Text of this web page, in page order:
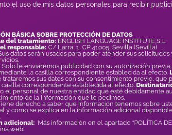
el uso de mis datos personales para recibir
BÁSICA SOBRE PROTECCIÓN DE DATOS
del tratamiento: ENGLISH LANGUAGE INSTITUTE,S.L.
responsable: C/ Larra, 1, CP 41005, Sevilla (Sevilla)
datos serán usados para poder atender sus
Solo le enviaremos publicidad con su autorización
la casilla correspondiente establecida al efecto.
trataremos sus datos con su consentimiento previo, que
correspondiente establecida al efecto.
el personal de nuestra entidad que esté debidamente
de la información que le pedimos.
derecho a saber qué información tenemos sobre
y como se explica en la información adicional
adicional: Más información en el apartado “POLÍTICA DE
web.